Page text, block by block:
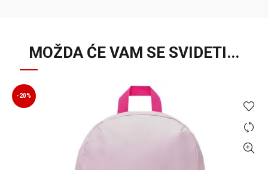
MOŽDA ĆE VAM SE SVIDETI...
-20%